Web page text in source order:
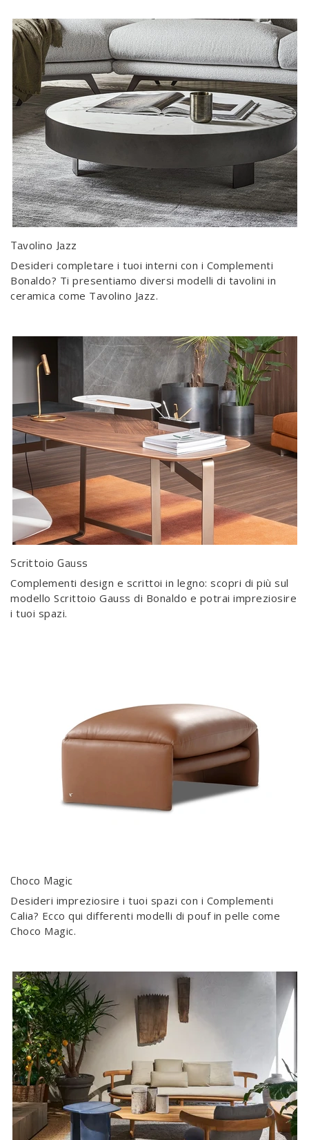
Tavolino Jazz
Desideri completare i tuoi interni con i Complementi
Bonaldo? Ti presentiamo diversi modelli di tavolini in
ceramica come Tavolino Jazz.
Scrittoio Gauss
Complementi design e scrittoi in legno: scopri di più sul
modello Scrittoio Gauss di Bonaldo e potrai impreziosire
i tuoi spazi.
Choco Magic
Desideri impreziosire i tuoi spazi con i Complementi
Calia? Ecco qui differenti modelli di pouf in pelle come
Choco Magic.